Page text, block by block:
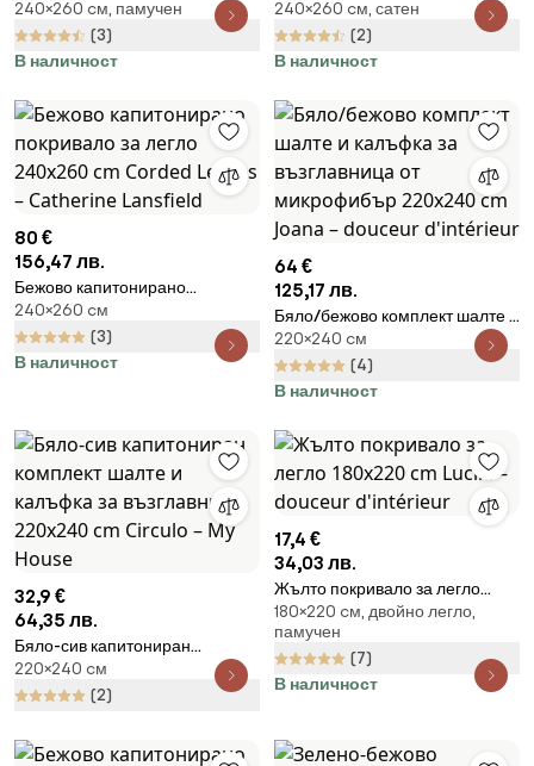
калъфка за възглавница
240x260 cm Solange –
douceur d'intérieur
240×260 cм, памучен
(3)
В наличност
покривало за легло от
микросатен 240x260 cm Deco
Sequin – Catherine Lansfield
240×260 cм, сатен
(2)
В наличност
80 €
156,47 лв.
Бежово капитонирано
покривало за легло 240x260
cm Corded Leaves – Catherine
Lansfield
240×260 cм
(3)
В наличност
64 €
125,17 лв.
Бяло/бежово комплект шалте и
калъфка за възглавница от
микрофибър 220x240 cm
Joana – douceur d'intérieur
220×240 cм
(4)
В наличност
32,9 €
64,35 лв.
Бяло-сив капитониран
комплект шалте и калъфка за
възглавница 220x240 cm
220×240 cм
(2)
17,4 €
34,03 лв.
Жълто покривало за легло
180x220 cm Lucile – douceur
d'intérieur
180×220 cм, двойно легло,
памучен
(7)
В наличност